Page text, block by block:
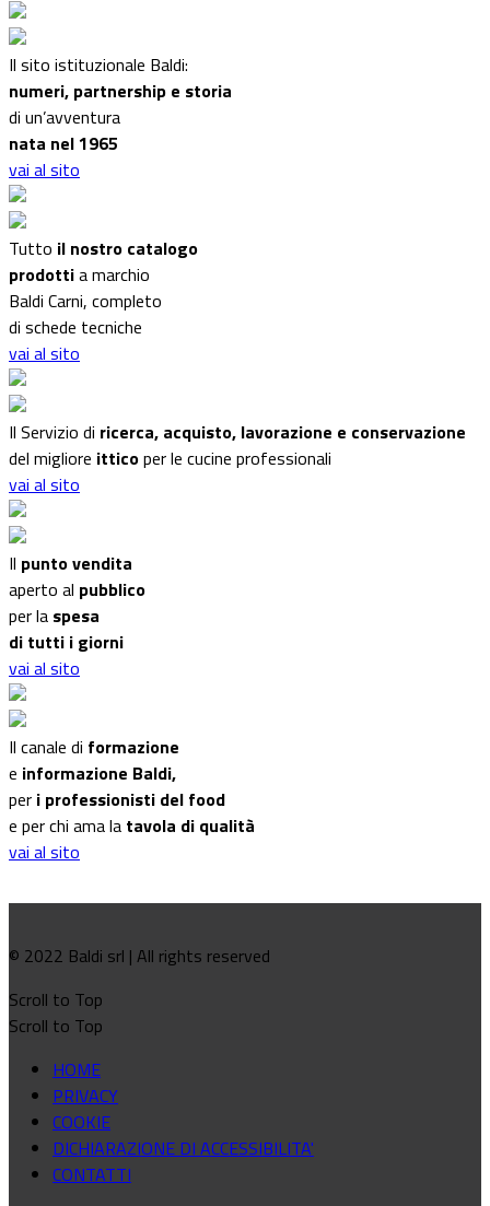
Il sito istituzionale Baldi:
numeri, partnership e storia
di un’avventura
nata nel 1965
vai al sito
Tutto il nostro catalogo
prodottia marchio
Baldi Carni, completo
di schede tecniche
vai al sito
Il Servizio di ricerca, acquisto, lavorazione e conservazione
del migliore itticoper le cucine professionali
vai al sito
Il punto vendita
aperto al pubblico
per la spesa
di tutti i giorni
vai al sito
Il canale di formazione
e informazione Baldi,
per i professionisti del food
e per chi ama la tavola di qualità
vai al sito
© 2022 Baldi srl | All rights reserved
Scroll to Top
Scroll to Top
HOME
PRIVACY
COOKIE
DICHIARAZIONE DI ACCESSIBILITA'
CONTATTI